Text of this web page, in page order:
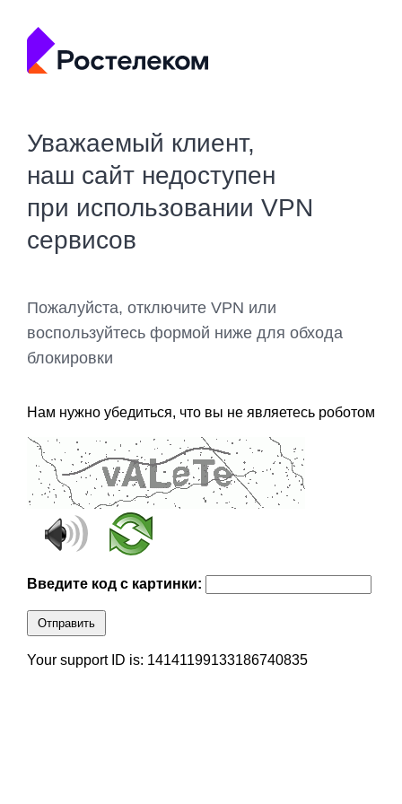
Уважаемый клиент,
наш сайт недоступен
при использовании VPN
сервисов
Пожалуйста, отключите VPN или
воспользуйтесь формой ниже для обхода
блокировки
Нам нужно убедиться, что вы не являетесь роботом
Введите код с картинки:
Отправить
Your support ID is: 14141199133186740835